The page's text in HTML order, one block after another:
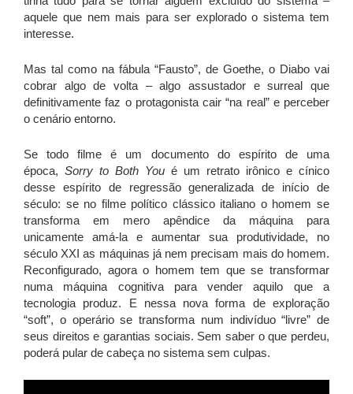
aquele que nem mais para ser explorado o sistema tem
interesse.
Mas tal como na fábula “Fausto”, de Goethe, o Diabo vai
cobrar algo de volta – algo assustador e surreal que
definitivamente faz o protagonista cair “na real” e perceber
o cenário entorno.
Se todo filme é um documento do espírito de uma
época, Sorry to Both You é um retrato irônico e cínico
desse espírito de regressão generalizada de início de
século: se no filme político clássico italiano o homem se
transforma em mero apêndice da máquina para
unicamente amá-la e aumentar sua produtividade, no
século XXI as máquinas já nem precisam mais do homem.
Reconfigurado, agora o homem tem que se transformar
numa máquina cognitiva para vender aquilo que a
tecnologia produz. E nessa nova forma de exploração
“soft”, o operário se transforma num indivíduo “livre” de
seus direitos e garantias sociais. Sem saber o que perdeu,
poderá pular de cabeça no sistema sem culpas.